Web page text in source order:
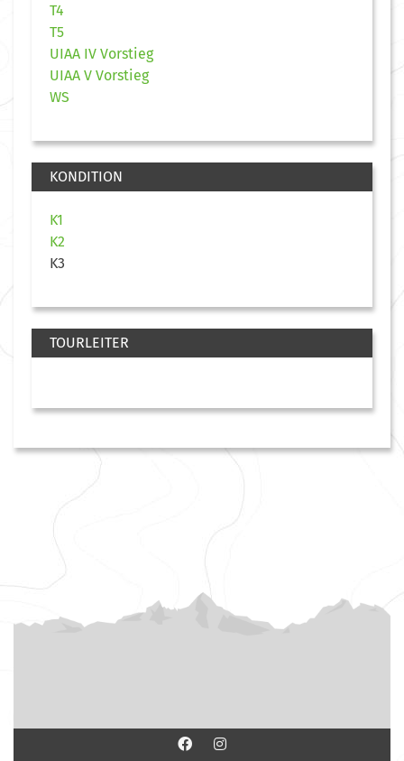
T4
T5
UIAA IV Vorstieg
UIAA V Vorstieg
WS
KONDITION
K1
K2
K3
TOURLEITER